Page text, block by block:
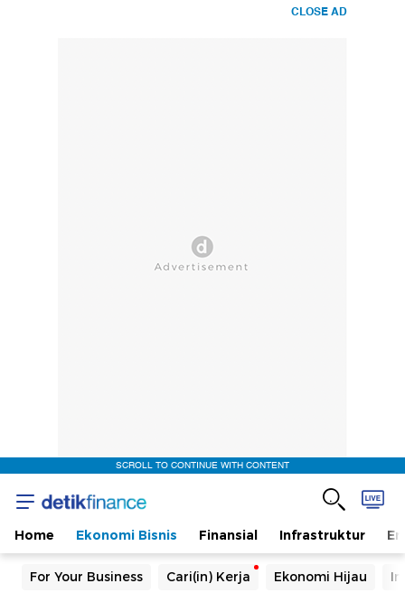
CLOSE AD
SCROLL TO CONTINUE WITH CONTENT
Home Ekonomi Bisnis Finansial Infrastruktur
For Your Business Cari(in) Kerja Ekonomi Hijau